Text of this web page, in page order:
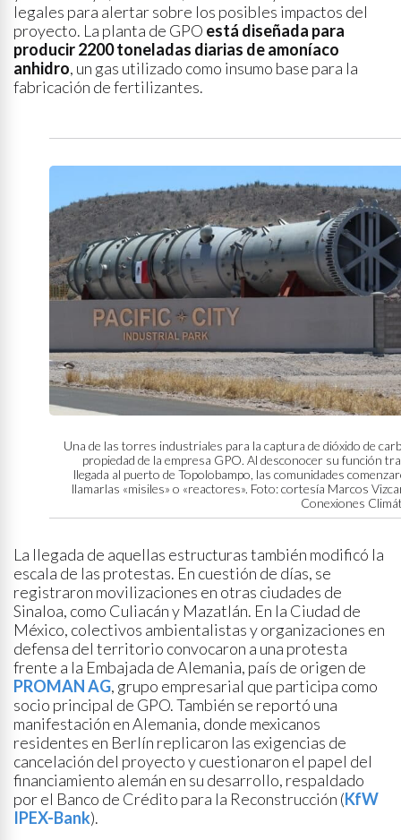
legales para alertar sobre los posibles impactos del
proyecto. La planta de GPO está diseñada para
producir 2200 toneladas diarias de amoníaco
anhidro, un gas utilizado como insumo base para la
fabricación de fertilizantes.
Una de las torres industriales para la captura de dióxido de
propiedad de la empresa GPO. Al desconocer su función
llegada al puerto de Topolobampo, las comunidades
llamarlas «misiles» o «reactores». Foto: cortesía Marcos
Conexiones
La llegada de aquellas estructuras también modificó la
escala de las protestas. En cuestión de días, se
registraron movilizaciones en otras ciudades de
Sinaloa, como Culiacán y Mazatlán. En la Ciudad de
México, colectivos ambientalistas y organizaciones en
defensa del territorio convocaron a una protesta
frente a la Embajada de Alemania, país de origen de
PROMAN AG, grupo empresarial que participa como
socio principal de GPO. También se reportó una
manifestación en Alemania, donde mexicanos
residentes en Berlín replicaron las exigencias de
cancelación del proyecto y cuestionaron el papel del
financiamiento alemán en su desarrollo, respaldado
por el Banco de Crédito para la Reconstrucción (KfW
IPEX-Bank).